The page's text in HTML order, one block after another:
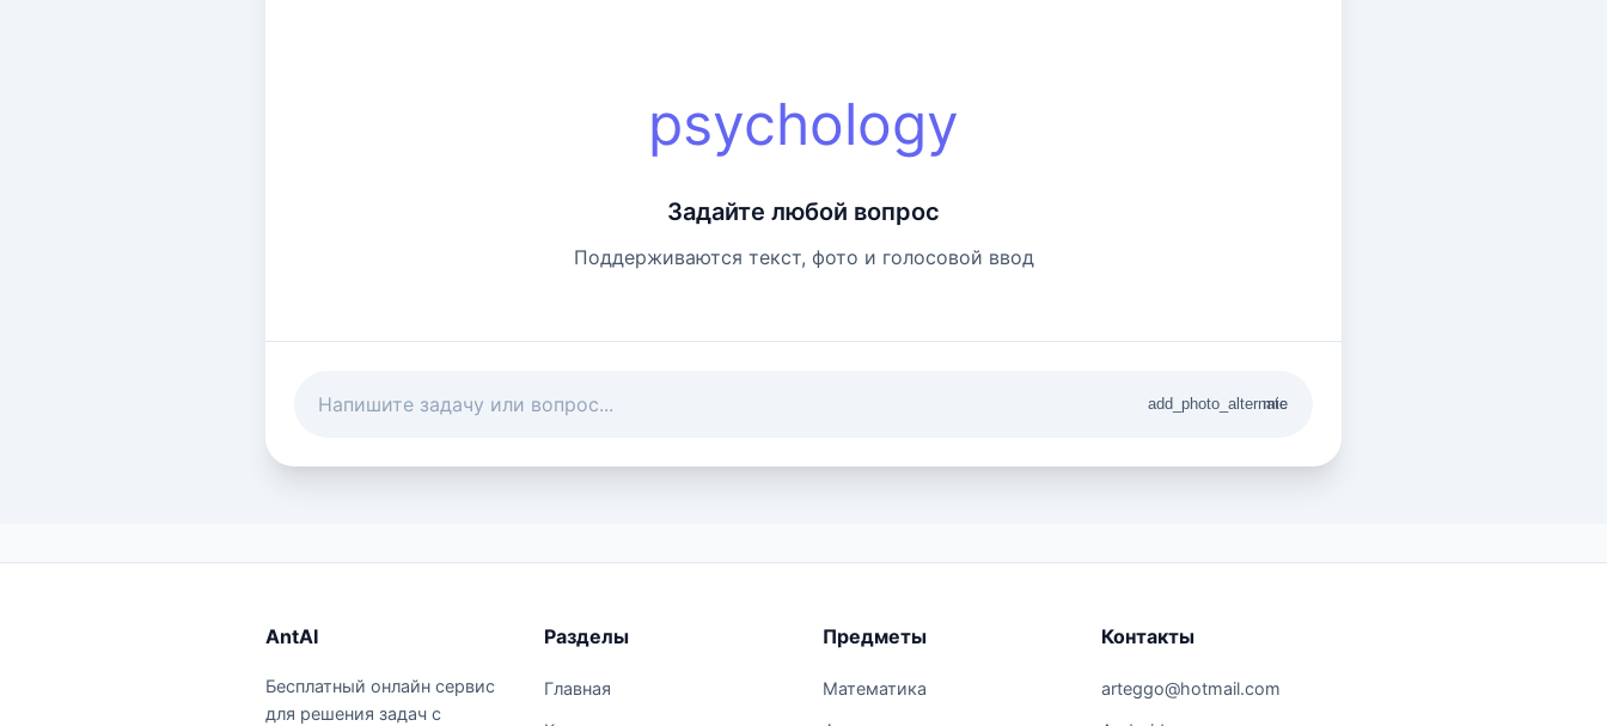
psychology
Задайте любой вопрос
Поддерживаются текст, фото и голосовой ввод
add_photo_alternate
mic
AntAI
Бесплатный онлайн сервис
для решения задач с
Разделы
Главная
Предметы
Математика
Контакты
arteggo@hotmail.com